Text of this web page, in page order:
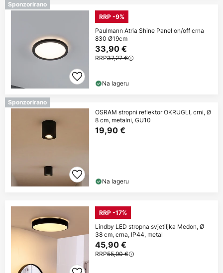
Sponzorirano
RRP -9%
Paulmann Atria Shine Panel on/off crna
830 Ø19cm
33,90 €
RRP37,27 €
Na lageru
Sponzorirano
OSRAM stropni reflektor OKRUGLI, crni, Ø
8 cm, metalni, GU10
19,90 €
Na lageru
RRP -17%
Lindby LED stropna svjetiljka Medon, Ø
38 cm, crna, IP44, metal
45,90 €
RRP55,90 €